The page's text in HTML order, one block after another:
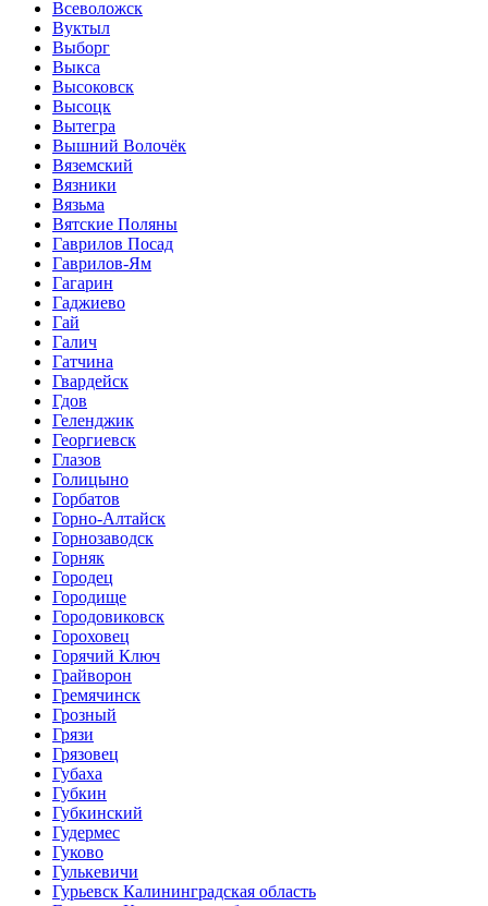
Всеволожск
Вуктыл
Выборг
Выкса
Высоковск
Высоцк
Вытегра
Вышний Волочёк
Вяземский
Вязники
Вязьма
Вятские Поляны
Гаврилов Посад
Гаврилов-Ям
Гагарин
Гаджиево
Гай
Галич
Гатчина
Гвардейск
Гдов
Геленджик
Георгиевск
Глазов
Голицыно
Горбатов
Горно-Алтайск
Горнозаводск
Горняк
Городец
Городище
Городовиковск
Гороховец
Горячий Ключ
Грайворон
Гремячинск
Грозный
Грязи
Грязовец
Губаха
Губкин
Губкинский
Гудермес
Гуково
Гулькевичи
Гурьевск Калининградская область